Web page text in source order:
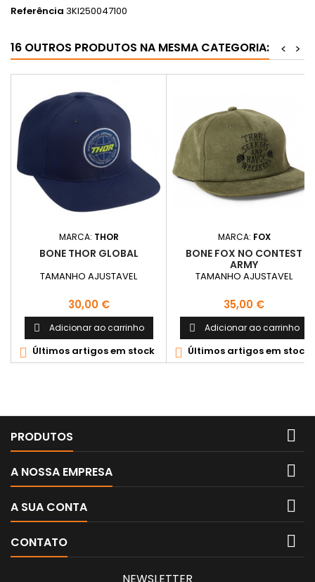
Referência 3KI250047100
16 OUTROS PRODUTOS NA MESMA CATEGORIA: >
<
MARCA: THOR
BONE THOR GLOBAL
TAMANHO AJUSTAVEL
Preço
30,00 €
 Adicionar ao carrinho
 Últimos artigos em stock
MARCA: FOX
BONE FOX NO CONTEST
ARMY
TAMANHO AJUSTAVEL
Preço
35,00 €
 Adicionar ao carrinho
 Últimos artigos em stock
PRODUTOS 
A NOSSA EMPRESA 
A SUA CONTA 
CONTATO 